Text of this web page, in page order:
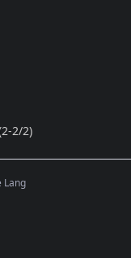
2/2)
Lang